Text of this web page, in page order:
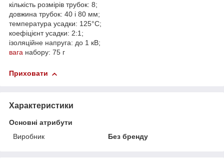
кількість розмірів трубок: 8;
довжина трубок: 40 і 80 мм;
температура усадки: 125°C;
коефіцієнт усадки: 2:1;
ізоляційне напруга: до 1 кВ;
вага набору: 75 г
Приховати
Характеристики
Основні атрибути
Виробник
Без бренду